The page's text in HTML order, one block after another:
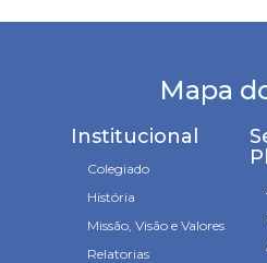
Mapa
Institucional
Colegiado
História
Missão, Visão e Valores
Relatorias